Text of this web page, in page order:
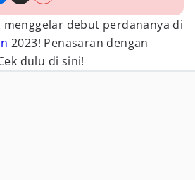
menggelar debut perdananya di
2023! Penasaran dengan
dulu di sini!